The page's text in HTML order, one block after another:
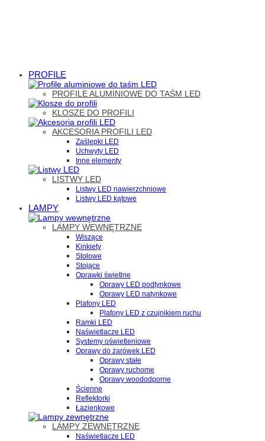
PROFILE
PROFILE ALUMINIOWE DO TAŚM LED
KLOSZE DO PROFILI
AKCESORIA PROFILI LED
Zaślepki LED
Uchwyty LED
Inne elementy
LISTWY LED
Listwy LED nawierzchniowe
Listwy LED kątowe
LAMPY
LAMPY WEWNĘTRZNE
Wiszące
Kinkiety
Stołowe
Stojące
Oprawki świetlne
Oprawy LED podtynkowe
Oprawy LED natynkowe
Plafony LED
Plafony LED z czujnikiem ruchu
Ramki LED
Naświetlacze LED
Systemy oświetleniowe
Oprawy do żarówek LED
Oprawy stałe
Oprawy ruchome
Oprawy woododporne
Ścienne
Reflektorki
Łazienkowe
LAMPY ZEWNĘTRZNE
Naświetlacze LED